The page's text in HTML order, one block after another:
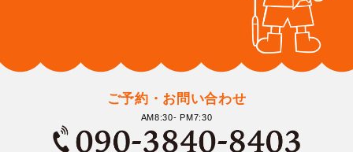
ご予約・お問い合わせ
AM8:30- PM7:30